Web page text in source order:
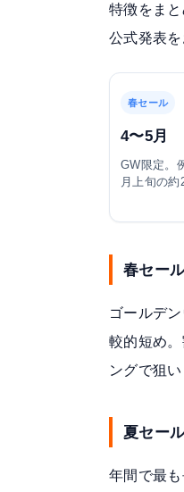
特徴をま
公式発表を
春セール
4〜5月
GW限定。
月上旬の約
春セー
ゴールデ
較的短め
ングで狙
夏セー
年間で最